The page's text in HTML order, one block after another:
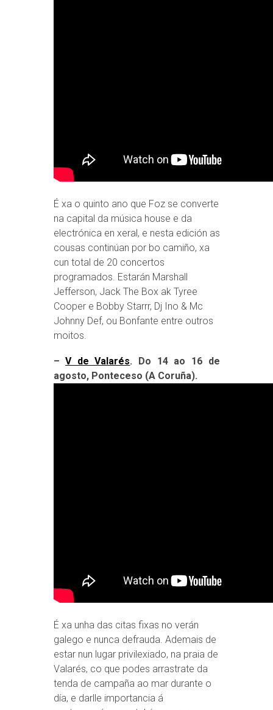
É xa o quinto ano que Foz se converte
na capital da música house e da
electrónica en xeral, e nesta edición as
cousas continúan por bo camiño, xa
cun total de 20 concertos
programados. Estarán Marshall
Jefferson, Jack The Box ak Tyree
Cooper e Bobby Starrr, Dj Ino & Mc
Johnny Def, ou Bonfante entre outros
moitos.
–V de Valarés. Do 14 ao 16 de
agosto, Ponteceso (A Coruña).
É xa unha das citas fixas no verán
galego e nunca defrauda. Ademais de
estar nun lugar privilexiado, na praia de
Valarés, co que podes arrastrate da
tenda de campaña ao mar durante o
día, e darlle importancia á